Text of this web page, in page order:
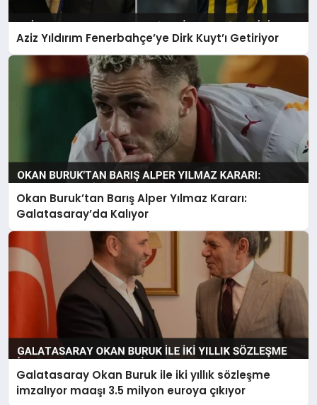
Aziz Yıldırım Fenerbahçe’ye Dirk Kuyt’ı Getiriyor
Okan Buruk’tan Barış Alper Yılmaz Kararı:
Galatasaray’da Kalıyor
Galatasaray Okan Buruk ile iki yıllık sözleşme
imzalıyor maaşı 3.5 milyon euroya çıkıyor